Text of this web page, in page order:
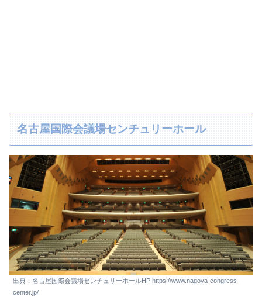
名古屋国際会議場センチュリーホール
出典：名古屋国際会議場センチュリーホールHP https://www.nagoya-congress-
center.jp/